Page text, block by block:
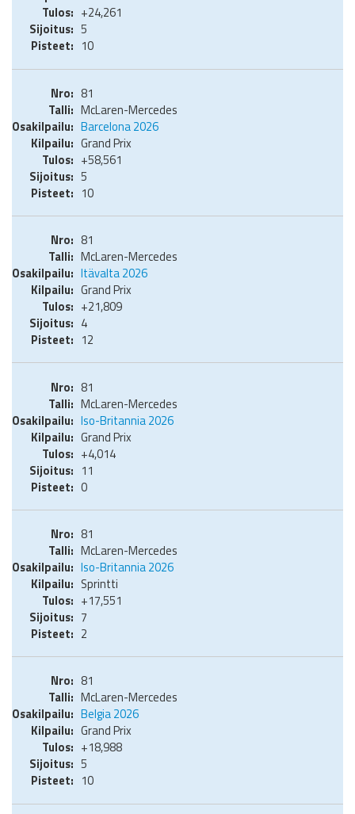
+24,261
5
10
81
McLaren-Mercedes
Barcelona 2026
Grand Prix
+58,561
5
10
81
McLaren-Mercedes
Itävalta 2026
Grand Prix
+21,809
4
12
81
McLaren-Mercedes
Iso-Britannia 2026
Grand Prix
+4,014
11
0
81
McLaren-Mercedes
Iso-Britannia 2026
Sprintti
+17,551
7
2
81
McLaren-Mercedes
Belgia 2026
Grand Prix
+18,988
5
10